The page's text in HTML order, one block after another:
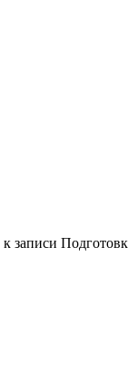
к записи